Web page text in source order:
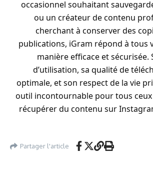
occasionnel souhaitant
ou un créateur de contenu
cherchant à conserver des
publications, iGram répond à tous
manière efficace et sécurisée.
d’utilisation, sa qualité de
optimale, et son respect de la vie
outil incontournable pour tous
récupérer du contenu sur
Partager l'article